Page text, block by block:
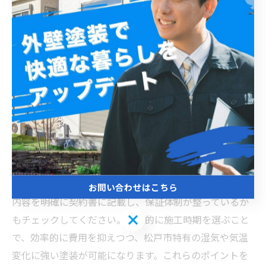
外壁塗装
松戸市で戸建ての外壁塗装を行う際、最も重要なのは信
頼できる施工業者を見極めることです。施工業者の選び
方を誤ると費用がかさむだけでなく、仕上がりや耐久性
に悪影響を及ぼす可能性があります。まず、地域の評判
や施工実績を確認し、松戸市の気候条件に対応した施工
経験が豊富な業者を選びましょう。また、見積もりは複
数社から取得し、内容を細かく比較することが大切で
す。安価すぎる見積もりには注意が必要で、材料や施工
方法の質が低下している場合があります。さらに、施工
内容を明確に契約書に記載し、保証体制が整っているか
もチェックしてください。計画的に施工時期を選ぶこと
で、効率的に費用を抑えつつ、松戸市特有の湿気や気温
変化に強い塗装が可能になります。これらのポイントを
お問い合わせはこちら
お問い合わせはこちら